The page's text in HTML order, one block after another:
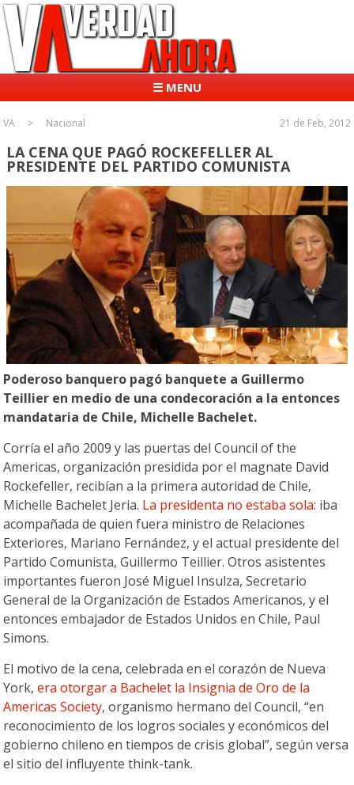
☰ MENU
VA Nacional 21 de Feb, 2012
LA CENA QUE PAGÓ ROCKEFELLER AL
PRESIDENTE DEL PARTIDO COMUNISTA
Poderoso banquero pagó banquete a Guillermo
Teillier en medio de una condecoración a la entonces
mandataria de Chile, Michelle Bachelet.
Corría el año 2009 y las puertas del Council of the
Americas, organización presidida por el magnate David
Rockefeller, recibían a la primera autoridad de Chile,
Michelle Bachelet Jeria. La presidenta no estaba sola: iba
acompañada de quien fuera ministro de Relaciones
Exteriores, Mariano Fernández, y el actual presidente del
Partido Comunista, Guillermo Teillier. Otros asistentes
importantes fueron José Miguel Insulza, Secretario
General de la Organización de Estados Americanos, y el
entonces embajador de Estados Unidos en Chile, Paul
Simons.
El motivo de la cena, celebrada en el corazón de Nueva
York,era otorgar a Bachelet la Insignia de Oro de la
Americas Society, organismo hermano del Council, “en
reconocimiento de los logros sociales y económicos del
gobierno chileno en tiempos de crisis global”, según versa
el sitio del influyente think-tank.